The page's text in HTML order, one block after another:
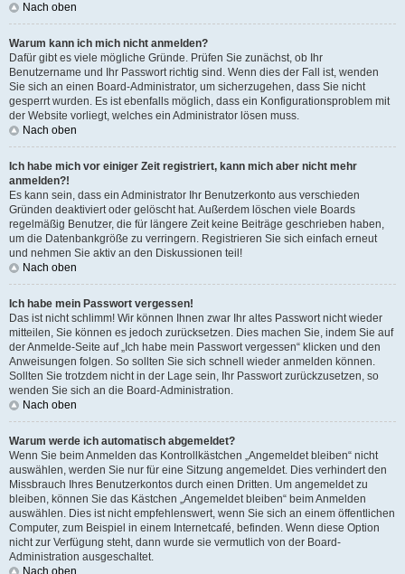
Nach oben
Warum kann ich mich nicht anmelden?
Dafür gibt es viele mögliche Gründe. Prüfen Sie zunächst, ob Ihr
Benutzername und Ihr Passwort richtig sind. Wenn dies der Fall ist, wenden
Sie sich an einen Board-Administrator, um sicherzugehen, dass Sie nicht
gesperrt wurden. Es ist ebenfalls möglich, dass ein Konfigurationsproblem mit
der Website vorliegt, welches ein Administrator lösen muss.
Nach oben
Ich habe mich vor einiger Zeit registriert, kann mich aber nicht mehr
anmelden?!
Es kann sein, dass ein Administrator Ihr Benutzerkonto aus verschieden
Gründen deaktiviert oder gelöscht hat. Außerdem löschen viele Boards
regelmäßig Benutzer, die für längere Zeit keine Beiträge geschrieben haben,
um die Datenbankgröße zu verringern. Registrieren Sie sich einfach erneut
und nehmen Sie aktiv an den Diskussionen teil!
Nach oben
Ich habe mein Passwort vergessen!
Das ist nicht schlimm! Wir können Ihnen zwar Ihr altes Passwort nicht wieder
mitteilen, Sie können es jedoch zurücksetzen. Dies machen Sie, indem Sie auf
der Anmelde-Seite auf „Ich habe mein Passwort vergessen“ klicken und den
Anweisungen folgen. So sollten Sie sich schnell wieder anmelden können.
Sollten Sie trotzdem nicht in der Lage sein, Ihr Passwort zurückzusetzen, so
wenden Sie sich an die Board-Administration.
Nach oben
Warum werde ich automatisch abgemeldet?
Wenn Sie beim Anmelden das Kontrollkästchen „Angemeldet bleiben“ nicht
auswählen, werden Sie nur für eine Sitzung angemeldet. Dies verhindert den
Missbrauch Ihres Benutzerkontos durch einen Dritten. Um angemeldet zu
bleiben, können Sie das Kästchen „Angemeldet bleiben“ beim Anmelden
auswählen. Dies ist nicht empfehlenswert, wenn Sie sich an einem öffentlichen
Computer, zum Beispiel in einem Internetcafé, befinden. Wenn diese Option
nicht zur Verfügung steht, dann wurde sie vermutlich von der Board-
Administration ausgeschaltet.
Nach oben